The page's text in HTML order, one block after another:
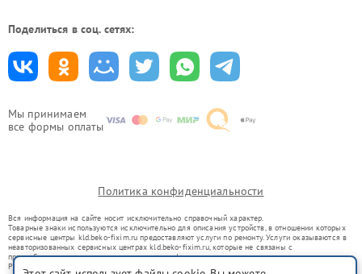
Мы принимаем
все формы оплаты
Поделиться в соц. сетях:
Политика конфиденциальности
Вся информация на сайте носит исключительно справочный характер.
Товарные знаки используются исключительно для описания устройств, в отношении которых
сервисные центры kld.beko-fixim.ru предоставляют услуги по ремонту. Услуги оказываются в
неавторизованных сервисных центрах kld.beko-fixim.ru, которые не связаны с
правообладателями товарных знаков или их официальными представителями.
Ремонт осуществляется для устройств, уже введенных в гражданский оборот в соответствии